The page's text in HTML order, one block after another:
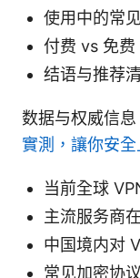
使用中的常
付费 vs 免
结语与推荐
数据与权威信息
實測，讓你安
当前全球
主流服务商
中国境内对
常见加密协